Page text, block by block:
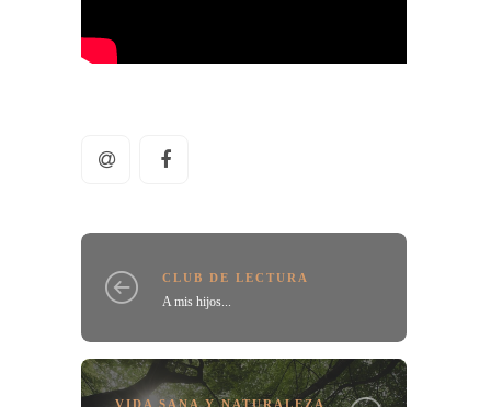
CLUB DE LECTURA
A mis hijos...
VIDA SANA Y NATURALEZA